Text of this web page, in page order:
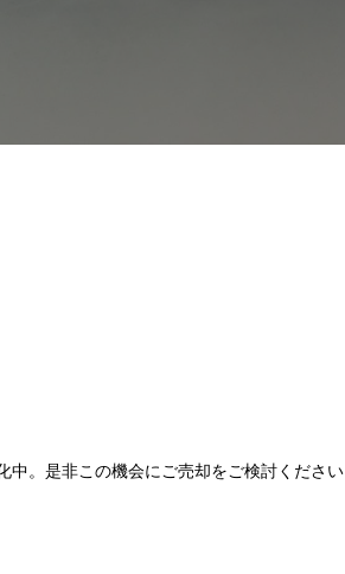
中。是非この機会にご売却をご検討ください